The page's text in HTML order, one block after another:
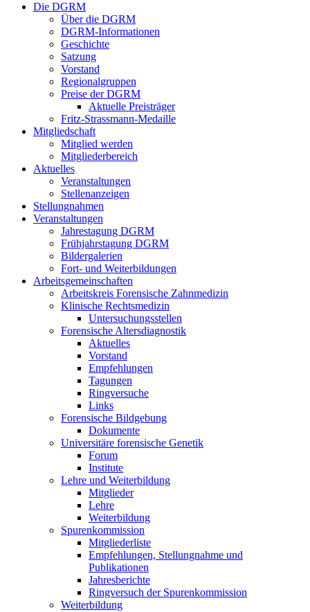
Die DGRM
Über die DGRM
DGRM-Informationen
Geschichte
Satzung
Vorstand
Regionalgruppen
Preise der DGRM
Aktuelle Preisträger
Fritz-Strassmann-Medaille
Mitgliedschaft
Mitglied werden
Mitgliederbereich
Aktuelles
Veranstaltungen
Stellenanzeigen
Stellungnahmen
Veranstaltungen
Jahrestagung DGRM
Frühjahrstagung DGRM
Bildergalerien
Fort- und Weiterbildungen
Arbeitsgemeinschaften
Arbeitskreis Forensische Zahnmedizin
Klinische Rechtsmedizin
Untersuchungsstellen
Forensische Altersdiagnostik
Aktuelles
Vorstand
Empfehlungen
Tagungen
Ringversuche
Links
Forensische Bildgebung
Dokumente
Universitäre forensische Genetik
Forum
Institute
Lehre und Weiterbildung
Mitglieder
Lehre
Weiterbildung
Spurenkommission
Mitgliederliste
Empfehlungen, Stellungnahme und
Publikationen
Jahresberichte
Ringversuch der Spurenkommission
Weiterbildung